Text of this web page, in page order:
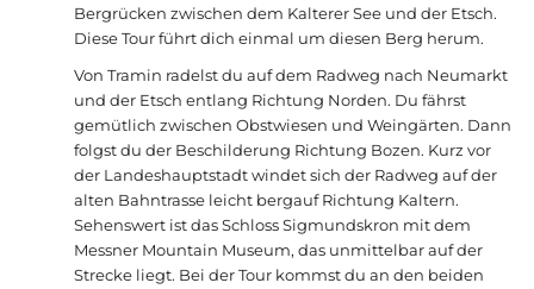
Bergrücken zwischen dem Kalterer See und der Etsch.
Diese Tour führt dich einmal um diesen Berg herum.
Von Tramin radelst du auf dem Radweg nach Neumarkt
und der Etsch entlang Richtung Norden. Du fährst
gemütlich zwischen Obstwiesen und Weingärten. Dann
folgst du der Beschilderung Richtung Bozen. Kurz vor
der Landeshauptstadt windet sich der Radweg auf der
alten Bahntrasse leicht bergauf Richtung Kaltern.
Sehenswert ist das Schloss Sigmundskron mit dem
Messner Mountain Museum, das unmittelbar auf der
Strecke liegt. Bei der Tour kommst du an den beiden